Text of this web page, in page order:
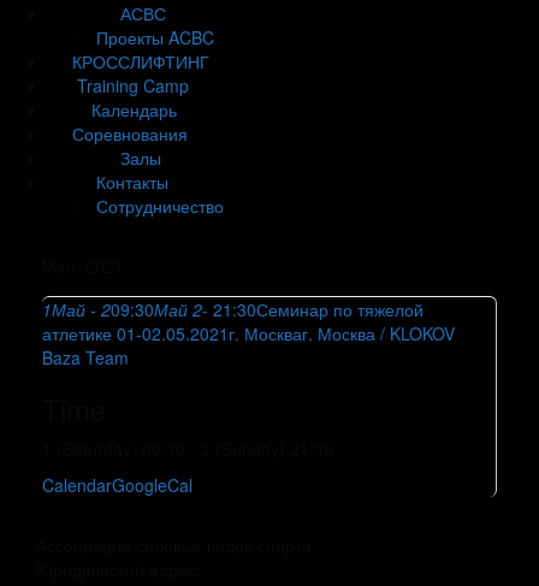
АСВС
Проекты ACBC
КРОССЛИФТИНГ
Training Camp
Календарь
Соревнования
Залы
Контакты
Сотрудничество
1Май - 209:30Май 2- 21:30Семинар по тяжелой
атлетике 01-02.05.2021г. Москваг. Москва / KLOKOV
Baza Team
CalendarGoogleCal